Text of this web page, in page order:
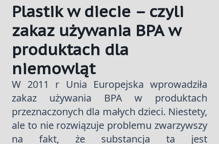
Plastik w diecie – czyli
zakaz używania BPA w
produktach dla
niemowląt
W 2011 r Unia Europejska wprowadziła
zakaz używania BPA w produktach
przeznaczonych dla małych dzieci. Niestety,
ale to nie rozwiązuje problemu zwarzywszy
na fakt, że substancja ta jest